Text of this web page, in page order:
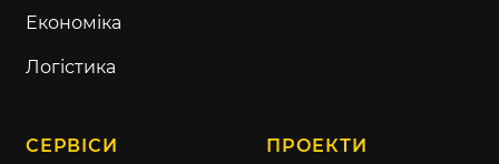
Економіка
Логістика
СЕРВІСИ ПРОЕКТИ